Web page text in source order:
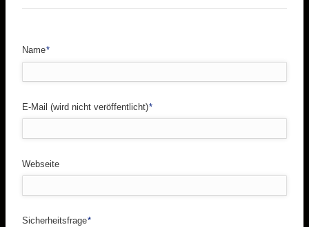
Pflichtfeld
Name*
Pflichtfeld
E-Mail (wird nicht veröffentlicht)*
Webseite
Pflichtfeld
Sicherheitsfrage*